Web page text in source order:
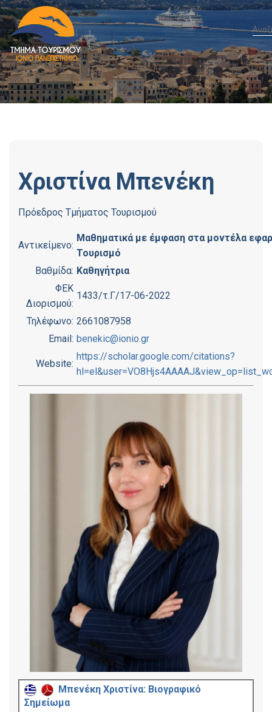
Χριστίνα Μπενέκη
Πρόεδρος Τμήματος Τουρισμού
Αντικείμενο:
Μαθηματικά με έμφαση στα μοντέλα
Τουρισμό
Βαθμίδα: Καθηγήτρια
ΦΕΚ
Διορισμού:
1433/τ.Γ/17-06-2022
Τηλέφωνο: 2661087958
Email: benekic@ionio.gr
Website:
https://scholar.google.com/citations?
Μπενέκη Χριστίνα: Βιογραφικό
Σημείωμα